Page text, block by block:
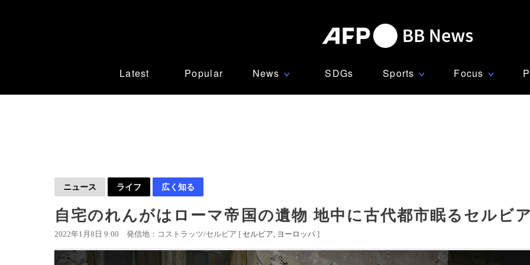
Latest Popular News ∨ SDGs Sports ∨ Focus ∨
ニュース ライフ 広く知る
自宅のれんがはローマ帝国の遺物 地中に古代都市眠るセルビ
2022年1月8日 9:00 発信地：コストラッツ/セルビア [ セルビア ヨーロッパ ]